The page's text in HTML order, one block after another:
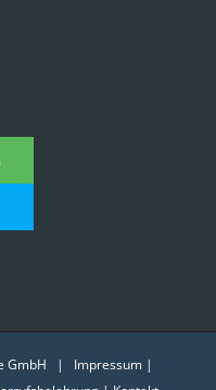
GmbH | Impressum |